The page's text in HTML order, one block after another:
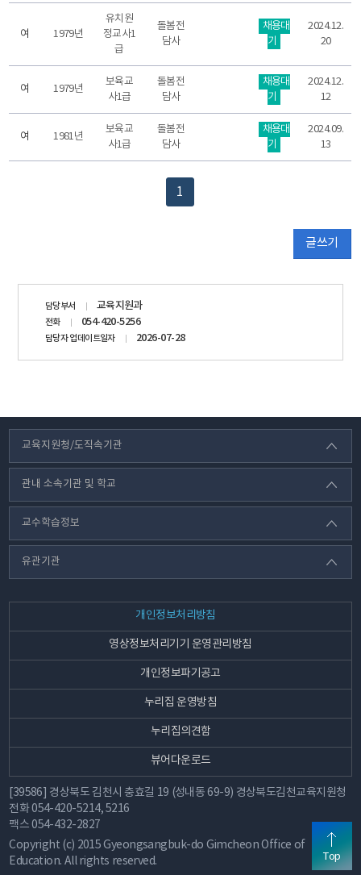
여 1979년
유치원
정교사1
급
돌봄전
담사
채용대
기
2024.12.
20
여 1979년
보육교
사1급
돌봄전
담사
채용대
기
2024.12.
12
여 1981년
보육교
사1급
돌봄전
담사
채용대
기
2024.09.
13
1
글쓰기
담당부서 교육지원과
전화 054-420-5256
담당자 업데이트일자 2026-07-28
교육지원청/도직속기관
관내 소속기관 및 학교
교수학습정보
유관기관
개인정보처리방침
영상정보처리기기 운영관리방침
개인정보파기공고
누리집 운영방침
누리집의견함
뷰어다운로드
[39586] 경상북도 김천시 충효길 19 (성내동 69-9) 경상북도김천교육지원청
전화054-420-5214, 5216
팩스054-432-2827
Copyright (c) 2015 Gyeongsangbuk-do Gimcheon Office of
Education. All rights reserved.
Top